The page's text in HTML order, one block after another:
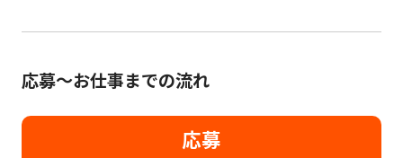
応募～お仕事までの流れ
応募